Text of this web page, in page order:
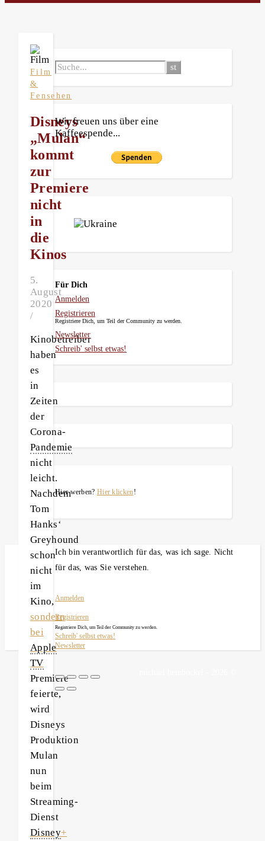
Film
&
Fensehen
Disneys
„Mulan“
kommt
zur
Premiere
nicht
in
die
Kinos
5.
August
2020
/
Kinobetreiber
haben
es
in
Zeiten
der
Corona-
Pandemie
nicht
leicht.
Nachdem
Tom
Hanks‘
Greyhound
schon
nicht
im
Kino,
sondern
bei
Apple
TV
Premiere
feierte,
wird
Disneys
Produktion
Mulan
nun
beim
Streaming-
Dienst
Disney+
Wir freuen uns über eine
Kaffeespende...
Für Dich
Anmelden
Registrieren
Registriere Dich, um Teil der Community zu werden.
Newsletter
Schreib' selbst etwas!
Hier werben? Hier klicken!
Ich bin verantwortlich für das, was ich sage. Nicht
für das, was Sie verstehen.
Anmelden
Registrieren
Registriere Dich, um Teil der Community zu werden.
Schreib' selbst etwas!
Newsletter